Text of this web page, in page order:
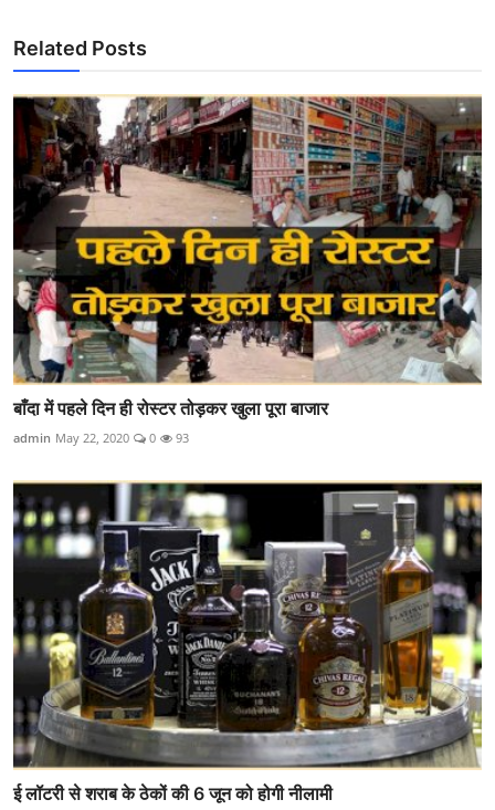
Related Posts
बाँदा में पहले दिन ही रोस्टर तोड़कर खुला पूरा बाजार
admin May 22, 2020 0 93
ई लॉटरी से शराब के ठेकों की 6 जून को होगी नीलामी